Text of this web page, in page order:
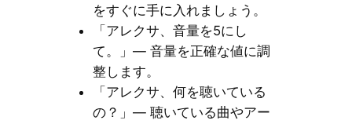
をすぐに手に入れましょう。
「アレクサ、音量を5にし
て。」— 音量を正確な値に調
整します。
「アレクサ、何を聴いている
の？」— 聴いている曲やアー